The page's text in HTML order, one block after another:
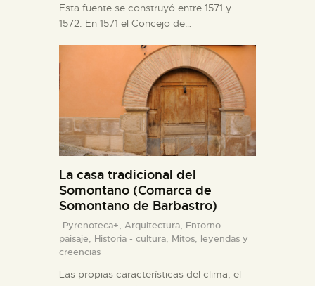
Esta fuente se construyó entre 1571 y
1572. En 1571 el Concejo de…
La casa tradicional del
Somontano (Comarca de
Somontano de Barbastro)
-Pyrenoteca+, Arquitectura, Entorno -
paisaje, Historia - cultura, Mitos, leyendas y
creencias
Las propias características del clima, el